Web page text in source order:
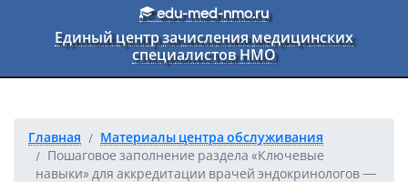
Перейти к основному текстуedu-med-nmo.ru
Единый центр зачисления медицинских
специалистов НМО
Главная
Материалы центра обслуживания
Пошаговое заполнение раздела «Ключевые
навыки» для аккредитации врачей эндокринологов —